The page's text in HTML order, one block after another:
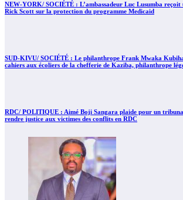
NEW-YORK/ SOCIÉTÉ : L’ambassadeur Luc Lusumba reçoit
Rick Scott sur la protection du programme Medicaid
SUD-KIVU/ SOCIÉTÉ : Le philanthrope Frank Mwaka
cahiers aux écoliers de la chefferie de Kaziba, philanthrope
RDC/ POLITIQUE : Aimé Boji Sangara plaide pour un
rendre justice aux victimes des conflits en RDC